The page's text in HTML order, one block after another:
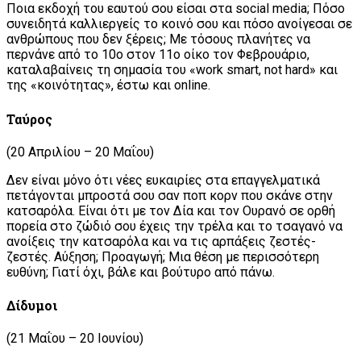
Ποια εκδοχή του εαυτού σου είσαι στα social media; Πόσο
συνειδητά καλλιεργείς το κοινό σου και πόσο ανοίγεσαι σε
ανθρώπους που δεν ξέρεις; Με τόσους πλανήτες να
περνάνε από το 10ο στον 11ο οίκο τον Φεβρουάριο,
καταλαβαίνεις τη σημασία του «work smart, not hard» και
της «κοινότητας», έστω και online.
Ταύρος
(20 Απριλίου – 20 Μαΐου)
Δεν είναι μόνο ότι νέες ευκαιρίες στα επαγγελματικά
πετάγονται μπροστά σου σαν ποπ κορν που σκάνε στην
κατσαρόλα. Είναι ότι με τον Δία και τον Ουρανό σε ορθή
πορεία στο ζώδιό σου έχεις την τρέλα και το τσαγανό να
ανοίξεις την κατσαρόλα και να τις αρπάξεις ζεστές-
ζεστές. Αύξηση; Προαγωγή; Μια θέση με περισσότερη
ευθύνη; Γιατί όχι, βάλε και βούτυρο από πάνω.
Δίδυμοι
(21 Μαΐου – 20 Ιουνίου)